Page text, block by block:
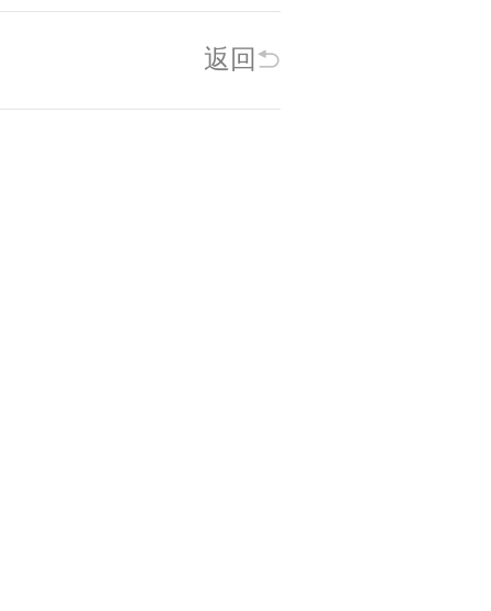
返回